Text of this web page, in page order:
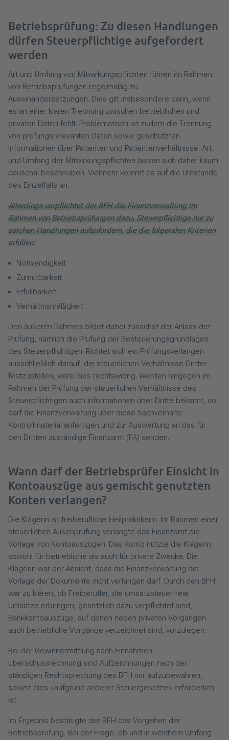
Betriebsprüfung: Zu diesen Handlungen
dürfen Steuerpflichtige aufgefordert
werden
Art und Umfang von Mitwirkungspflichten führen im Rahmen
von Betriebsprüfungen regelmäßig zu
Auseinandersetzungen. Dies gilt insbesondere dann, wenn
es an einer klaren Trennung zwischen betrieblichen und
privaten Daten fehlt. Problematisch ist zudem die Trennung
von prüfungsrelevanten Daten sowie geschützten
Informationen über Patienten und Patientenverhältnisse. Art
und Umfang der Mitwirkungspflichten lassen sich daher kaum
pauschal beschreiben. Vielmehr kommt es auf die Umstände
des Einzelfalls an.
Allerdings verpflichtet der BFH die Finanzverwaltung im
Rahmen von Betriebsprüfungen dazu, Steuerpflichtige nur zu
solchen Handlungen aufzufordern, die die folgenden Kriterien
erfüllen:
Notwendigkeit
Zumutbarkeit
Erfüllbarkeit
Verhältnismäßigkeit
Den äußeren Rahmen bildet dabei zunächst der Anlass der
Prüfung, nämlich die Prüfung der Besteuerungsgrundlagen
des Steuerpflichtigen. Richtet sich ein Prüfungsverlangen
ausschließlich darauf, die steuerlichen Verhältnisse Dritter
festzustellen, wäre dies rechtswidrig. Werden hingegen im
Rahmen der Prüfung der steuerlichen Verhältnisse des
Steuerpflichtigen auch Informationen über Dritte bekannt, so
darf die Finanzverwaltung über diese Sachverhalte
Kontrollmaterial anfertigen und zur Auswertung an das für
den Dritten zuständige Finanzamt (FA) senden.
Wann darf der Betriebsprüfer Einsicht in
Kontoauszüge aus gemischt genutzten
Konten verlangen?
Die Klägerin ist freiberufliche Heilpraktikerin. Im Rahmen einer
steuerlichen Außenprüfung verlangte das Finanzamt die
Vorlage von Kontoauszügen. Das Konto nutzte die Klägerin
sowohl für betriebliche als auch für private Zwecke. Die
Klägerin war der Ansicht, dass die Finanzverwaltung die
Vorlage der Dokumente nicht verlangen darf. Durch den BFH
war zu klären, ob Freiberufler, die umsatzsteuerfreie
Umsätze erbringen, gesetzlich dazu verpflichtet sind,
Bankkontoauszüge, auf denen neben privaten Vorgängen
auch betriebliche Vorgänge verzeichnet sind, vorzulegen.
Bei der Gewinnermittlung nach Einnahmen-
Überschussrechnung sind Aufzeichnungen nach der
ständigen Rechtsprechung des BFH nur aufzubewahren,
soweit dies »aufgrund anderer Steuergesetze« erforderlich
ist.
Im Ergebnis bestätigte der BFH das Vorgehen der
Betriebsprüfung. Bei der Frage, ob und in welchem Umfang